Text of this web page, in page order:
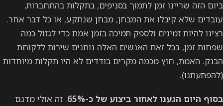
ביום הזה שריינו זמן לתמוך בסניפים, בתקלות בהתחברות,
עובדים שלא קיבלו את המבחן, מבחן שנתקע, או כל דבר אחר.
רצינו להיות זמינים ולספק תמיכה בזמן אמת כדי לגזול כמה
שפחות זמן, בכל זאת האנשים האלה נותנים שירות ללקוחת
הבנק. האמת, חוץ מכמה מקרים בודדים לא היו תקלות מיוחדות
(להפתעתנו).
בסוף היום הגענו לאחור ביצוע של כ-65%
. זה אולי מדגם